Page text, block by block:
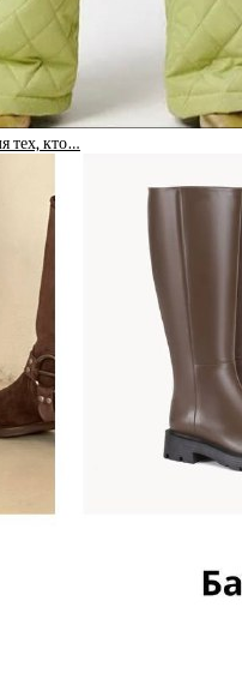
тех, кто…